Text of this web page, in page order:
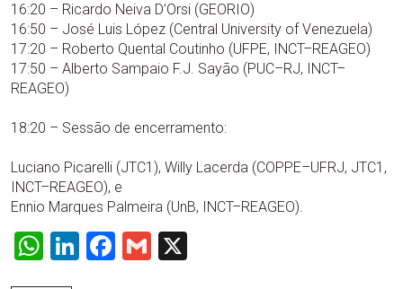
16:20 – Ricardo Neiva D’Orsi (GEORIO)
16:50 – José Luis López (Central University of Venezuela)
17:20 – Roberto Quental Coutinho (UFPE, INCT–REAGEO)
17:50 – Alberto Sampaio F.J. Sayão (PUC–RJ, INCT–
REAGEO)
18:20 – Sessão de encerramento:
Luciano Picarelli (JTC1), Willy Lacerda (COPPE–UFRJ, JTC1,
INCT–REAGEO), e
Ennio Marques Palmeira (UnB, INCT–REAGEO).
WhatsApp
LinkedIn
Facebook
Gmail